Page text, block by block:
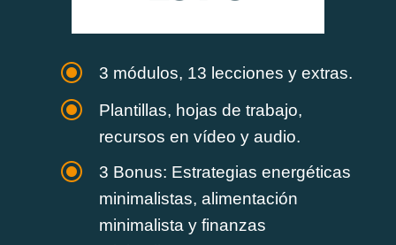
\ 3 módulos, 13 lecciones y extras.
\
Plantillas, hojas de trabajo,
recursos en vídeo y audio.
\
3 Bonus: Estrategias energéticas
minimalistas, alimentación
minimalista y finanzas